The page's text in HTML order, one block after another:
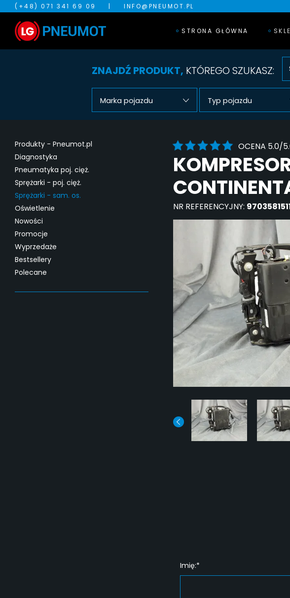
(+48) 071 341 69 09 | INFO@PNEUMOT.PL
STRONA GŁÓWNA
ZNAJDŹ PRODUKT, KTÓREGO SZUKASZ:
Marka pojazdu Typ pojazdu
Produkty - Pneumot.pl
Diagnostyka
Pneumatyka poj. cięż.
Sprężarki - poj. cięż.
Sprężarki - sam. os.
Oświetlenie
Nowości
Promocje
Wyprzedaże
Bestsellery
Polecane
OCENA 5.0/
NR REFERENCYJNY:
Imię:*